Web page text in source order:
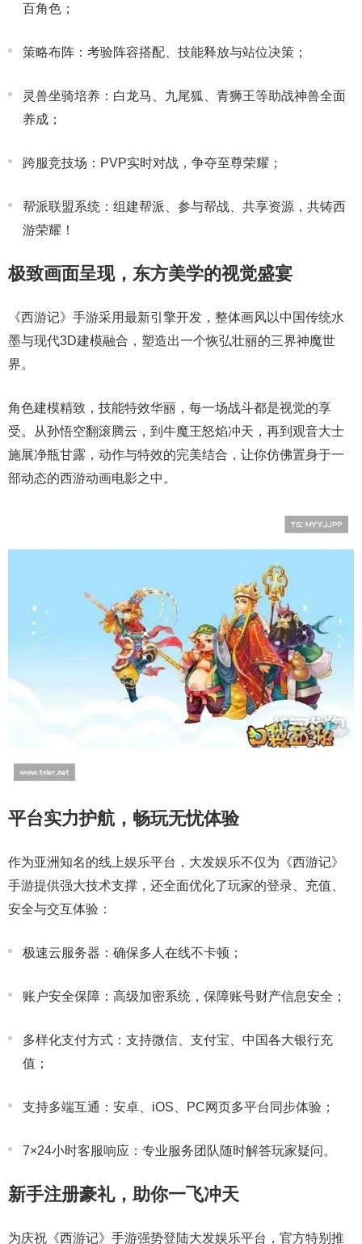
百角色；
策略布阵：考验阵容搭配、技能释放与站位决策；
灵兽坐骑培养：白龙马、九尾狐、青狮王等助战神兽全面
养成；
跨服竞技场：PVP实时对战，争夺至尊荣耀；
帮派联盟系统：组建帮派、参与帮战、共享资源，共铸西
游荣耀！
极致画面呈现，东方美学的视觉盛宴
《西游记》手游采用最新引擎开发，整体画风以中国传统水
墨与现代3D建模融合，塑造出一个恢弘壮丽的三界神魔世
界。
角色建模精致，技能特效华丽，每一场战斗都是视觉的享
受。从孙悟空翻滚腾云，到牛魔王怒焰冲天，再到观音大士
施展净瓶甘露，动作与特效的完美结合，让你仿佛置身于一
部动态的西游动画电影之中。
平台实力护航，畅玩无忧体验
作为亚洲知名的线上娱乐平台，大发娱乐不仅为《西游记》
手游提供强大技术支撑，还全面优化了玩家的登录、充值、
安全与交互体验：
极速云服务器：确保多人在线不卡顿；
账户安全保障：高级加密系统，保障账号财产信息安全；
多样化支付方式：支持微信、支付宝、中国各大银行充
值；
支持多端互通：安卓、iOS、PC网页多平台同步体验；
7×24小时客服响应：专业服务团队随时解答玩家疑问。
新手注册豪礼，助你一飞冲天
为庆祝《西游记》手游强势登陆大发娱乐平台，官方特别推